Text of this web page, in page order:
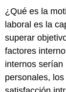
¿Qué es la
laboral es la
superar
factores
internos serían
personales,